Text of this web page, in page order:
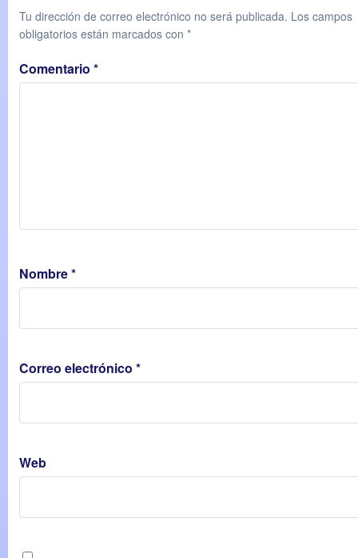
Tu dirección de correo electrónico no será publicada. Los campos
obligatorios están marcados con *
Comentario *
Nombre*
Correo electrónico *
Web